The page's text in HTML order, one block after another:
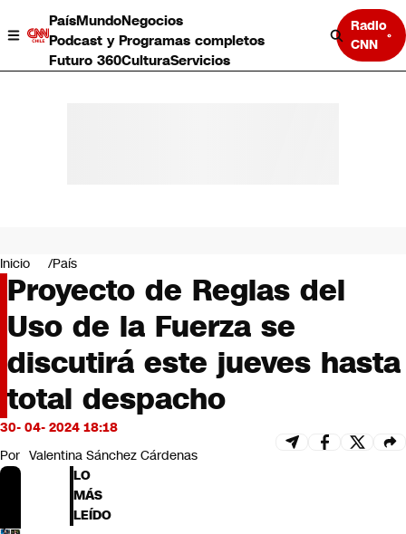
PaísMundoNegocios
Podcast y Programas completos
Futuro 360CulturaServicios
Radio
CNN
Negocios
Deportes
Programas completos
Cultura
Servicios
Bits
CNN tiempo
Futuro 360
Inicio País
Proyecto de Reglas del
Uso de la Fuerza se
discutirá este jueves hasta
total despacho
30- 04- 2024 18:18
Por Valentina Sánchez Cárdenas
LO
MÁS
LEÍDO